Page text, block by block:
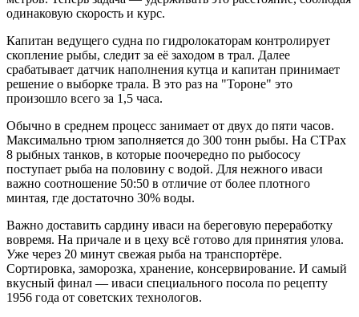
одинаковую скорость и курс.
Капитан ведущего судна по гидролокаторам контролирует
скопление рыбы, следит за её заходом в трал. Далее
срабатывает датчик наполнения кутца и капитан принимает
решение о выборке трала. В это раз на "Тороне" это
произошло всего за 1,5 часа.
Обычно в среднем процесс занимает от двух до пяти часов.
Максимально трюм заполняется до 300 тонн рыбы. На СТРах
8 рыбных танков, в которые поочередно по рыбососу
поступает рыба на половину с водой. Для нежного иваси
важно соотношение 50:50 в отличие от более плотного
минтая, где достаточно 30% воды.
Важно доставить сардину иваси на береговую переработку
вовремя. На причале и в цеху всё готово для принятия улова.
Уже через 20 минут свежая рыба на транспортёре.
Сортировка, заморозка, хранение, консервирование. И самый
вкусный финал — иваси специального посола по рецепту
1956 года от советских технологов.